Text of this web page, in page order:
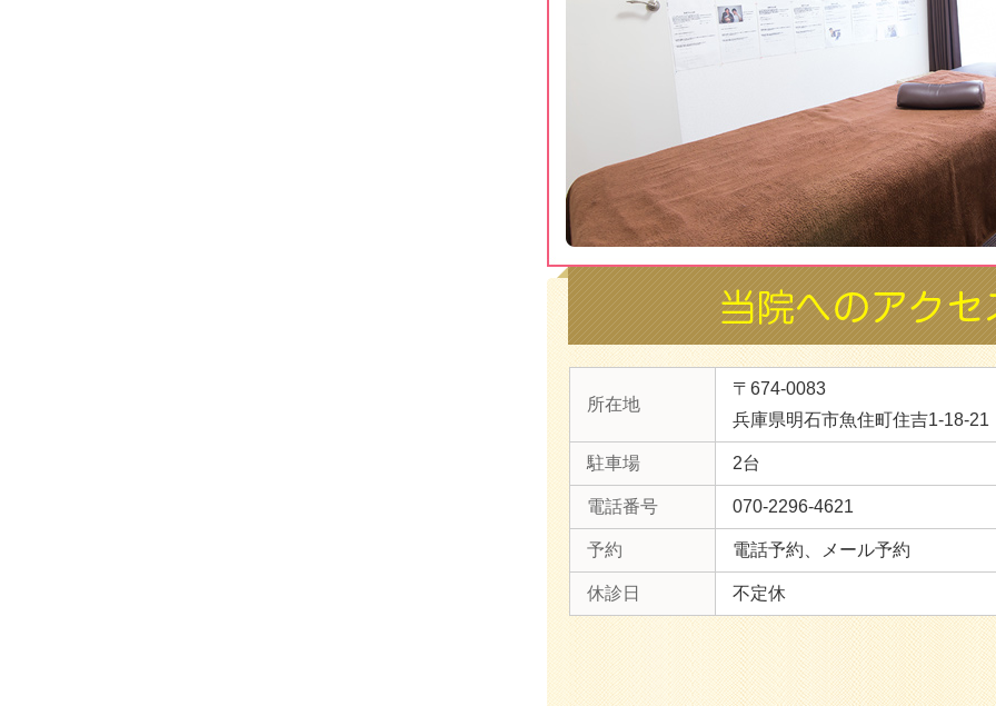
所在地
〒674-0083
兵庫県明石市魚住町住吉1-18-
駐車場 2台
電話番号 070-2296-4621
予約 電話予約、メール予約
休診日 不定休